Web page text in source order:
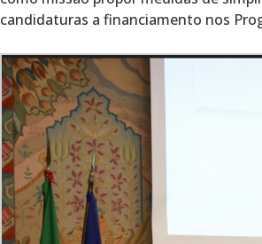
candidaturas a financiamento nos